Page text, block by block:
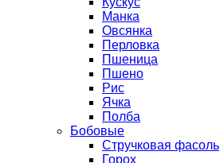
Манка
Овсянка
Перловка
Пшеница
Пшено
Рис
Ячка
Полба
Бобовые
Стручковая фасоль
Горох